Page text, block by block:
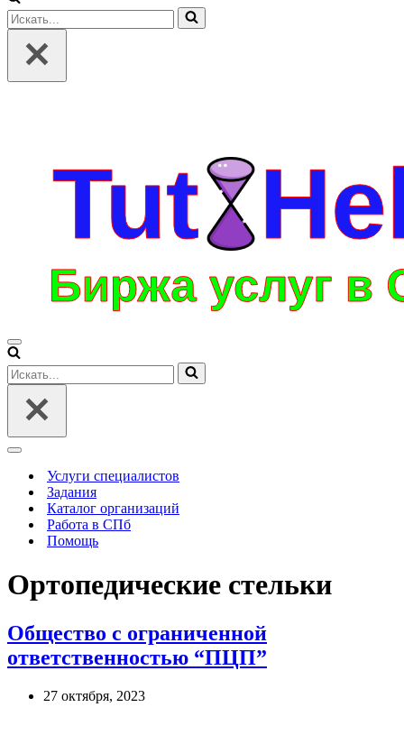
Искать...
Меню
навигации
Искать...
Меню
навигацииУслуги специалистов
Задания
Каталог организаций
Работа в СПб
Помощь
Ортопедические стельки
Общество с ограниченной
ответственностью “ПЦП”
27 октября, 2023